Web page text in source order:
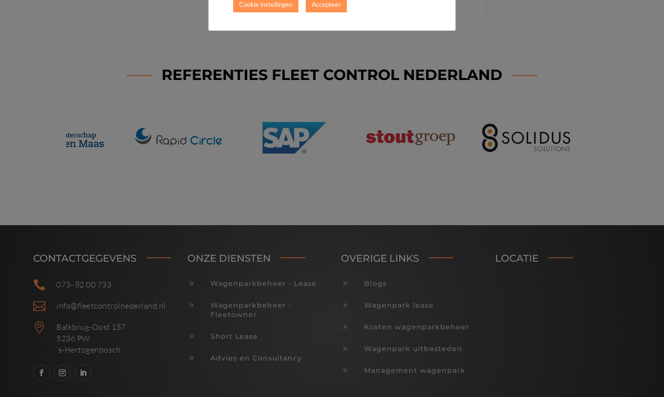
REFERENTIES FLEET CONTROL NEDERLAND
CONTACTGEGEVENS
 073- 82 00 733
 info@fleetcontrolnederland.nl

Balkbrug-Oost 157
5236 PW
’s-Hertogenbosch
ONZE DIENSTEN
9 Wagenparkbeheer - Lease
9
Wagenparkbeheer -
Fleetowner
9 Short Lease
9 Advies en Consultancy
OVERIGE LINKS
9 Blogs
9 Wagenpark lease
9 Kosten wagenparkbeheer
9 Wagenpark uitbesteden
9 Management wagenpark
LOCATIE
Cookie instellingen Accepteer